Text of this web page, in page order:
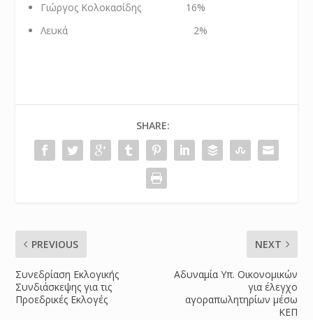
Γιώργος Κολοκασίδης 16%
Λευκά 2%
SHARE:
PREVIOUS
Συνεδρίαση Εκλογικής
Συνδιάσκεψης για τις
Προεδρικές Εκλογές
NEXT
Αδυναμία Υπ. Οικονομικών
για έλεγχο
αγοραπωλητηρίων μέσω
ΚΕΠ